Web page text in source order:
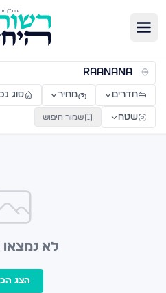
דירות למכירה ולהשכרה
חדרים מחיר סוג
שטח שמור חיפוש
לא נמצאו
הצג